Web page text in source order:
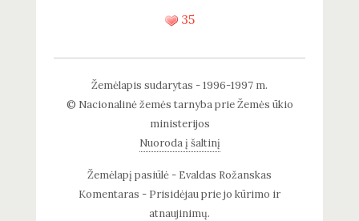
35
Žemėlapis sudarytas - 1996-1997 m.
© Nacionalinė žemės tarnyba prie Žemės ūkio
ministerijos
Nuoroda į šaltinį
Žemėlapį pasiūlė - Evaldas Rožanskas
Komentaras - Prisidėjau prie jo kūrimo ir
atnaujinimų.